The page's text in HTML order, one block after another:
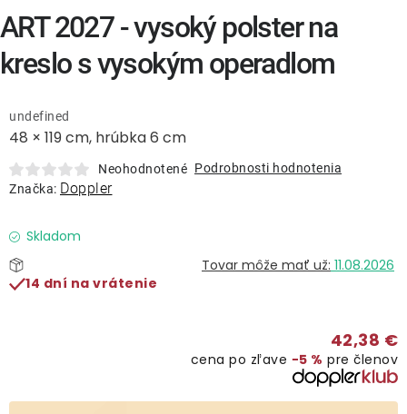
48 × 119 cm, hrúbka 6 cm
undefined
Neohodnotené Podrobnosti hodnotenia
Značka: Doppler
Skladom
11.08.2026
14 dní na vrátenie
42,38 €
cena po zľave −5 % pre členov
ART 2027 - vysoký polster na
kreslo s vysokým operadlom